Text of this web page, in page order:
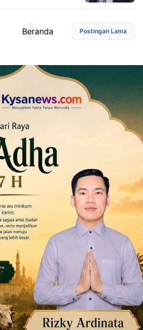
Postingan Lama
Beranda